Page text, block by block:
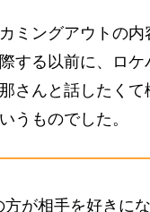
ミングアウトの内
する以前に、ロケ
さんと話したくて
うものでした。
が相手を好きに